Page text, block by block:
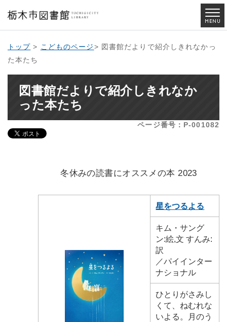
トップ > こどものページ> 図書館だよりで紹介しきれなかっ
た本たち
図書館だよりで紹介しきれなか
った本たち
ページ番号：P-001082
冬休みの読書にオススメの本 2023
星をつるよる
キム・サング
ン:絵,文 すんみ:
訳
／パイインター
ナショナル
ひとりがさみし
くて、ねむれな
いよる。月のう